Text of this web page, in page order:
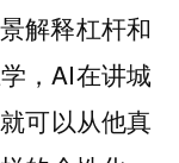
解释杠杆和
，AI在讲城
可以从他真